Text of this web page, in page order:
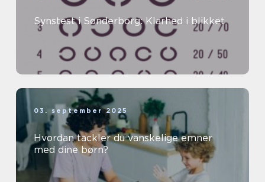
Synstest i Sønderborg: Klarhed i blikket
03. september 2025
Hvordan tackler du vanskelige emner
med dine børn?